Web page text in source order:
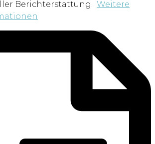
Berichterstattung. Weitere